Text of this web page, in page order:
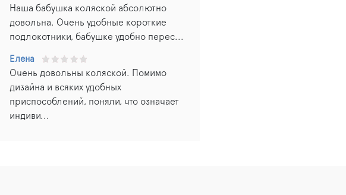
Наша бабушка коляской абсолютно
довольна. Очень удобные короткие
подлокотники, бабушке удобно перес...
Елена
Очень довольны коляской. Помимо
дизайна и всяких удобных
приспособлений, поняли, что означает
индиви...